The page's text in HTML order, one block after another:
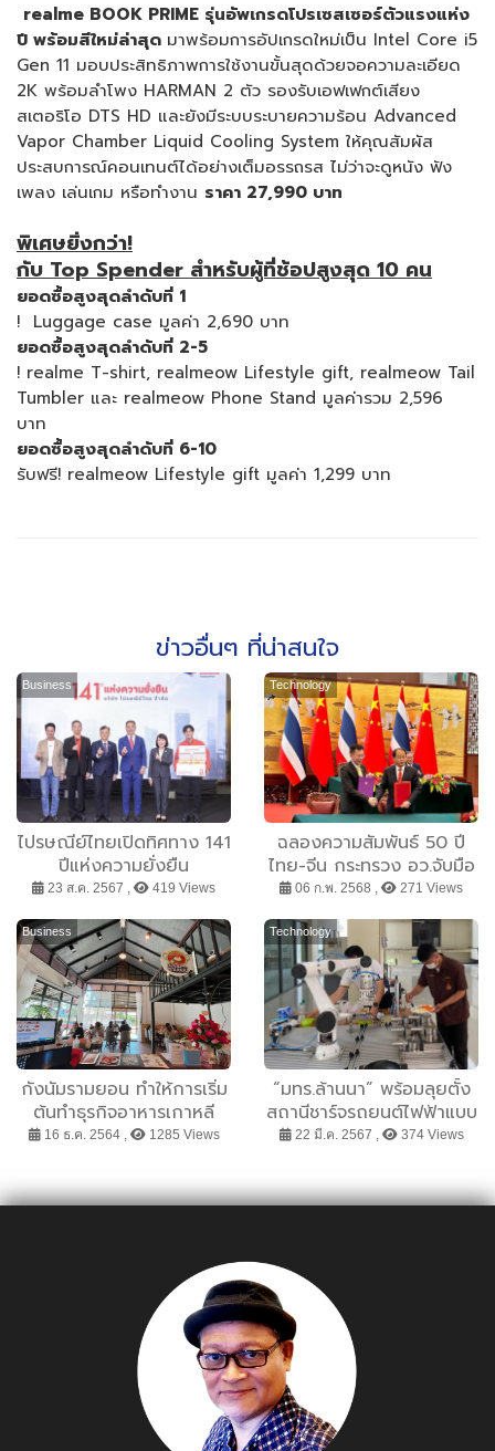
realme BOOK PRIME รุ่นอัพเกรดโปรเซสเซอร์ตัวแรงแห่ง
ปี พร้อมสีใหม่ล่าสุด มาพร้อมการอัปเกรดใหม่เป็น Intel Core i5
Gen 11 มอบประสิทธิภาพการใช้งานขั้นสุดด้วยจอความละเอียด
2K พร้อมลำโพง HARMAN 2 ตัว รองรับเอฟเฟกต์เสียง
สเตอริโอ DTS HD และยังมีระบบระบายความร้อน Advanced
Vapor Chamber Liquid Cooling System ให้คุณสัมผัส
ประสบการณ์คอนเทนต์ได้อย่างเต็มอรรถรส ไม่ว่าจะดูหนัง ฟัง
เพลง เล่นเกม หรือทำงาน ราคา 27,990 บาท
พิเศษยิ่งกว่า!
กับTop Spender สำหรับผู้ที่ช้อปสูงสุด 10 คน
ยอดซื้อสูงสุดลำดับที่ 1
! Luggage case มูลค่า 2,690 บาท
ยอดซื้อสูงสุดลำดับที่ 2-5
! realme T-shirt, realmeow Lifestyle gift, realmeow Tail
Tumbler และ realmeow Phone Stand มูลค่ารวม 2,596
บาท
ยอดซื้อสูงสุดลำดับที่ 6-10
รับฟรี! realmeow Lifestyle gift มูลค่า 1,299 บาท
ข่าวอื่นๆ ที่น่าสนใจ
Business
ไปรษณีย์ไทยเปิดทิศทาง 141
ปีแห่งความยั่งยืน
23 ส.ค. 2567 , 419 Views
Technology
ฉลองความสัมพันธ์ 50 ปี
ไทย-จีน กระทรวง อว.จับมือ
กระทรวงวิทย์จีน เดินหน้า
ภูมิภาค
06 ก.พ. 2568 , 271 Views
Business
กังนัมรามยอน ทำให้การเริ่ม
ต้นทำธุรกิจอาหารเกาหลี
เป็นเรื่องง่าย
16 ธ.ค. 2564 , 1285 Views
Technology
“มทร.ล้านนา” พร้อมลุยตั้ง
สถานีชาร์จรถยนต์ไฟฟ้าแบบ
ควิกชาร์จ
22 มี.ค. 2567 , 374 Views